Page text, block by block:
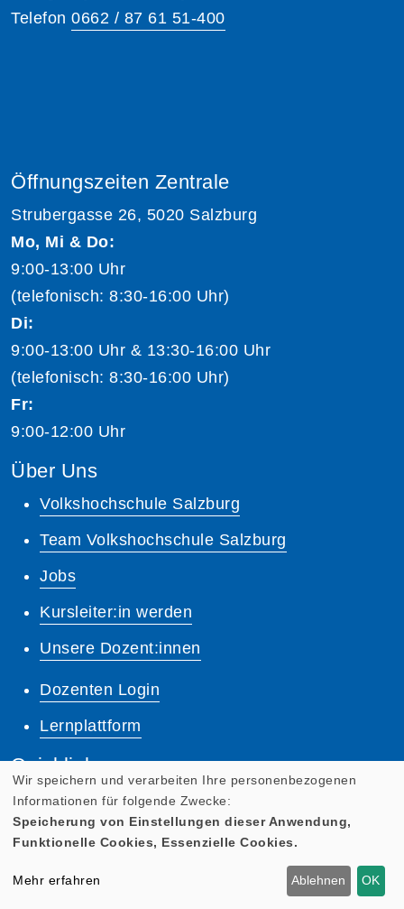
Telefon 0662 / 87 61 51-400
Öffnungszeiten Zentrale
Strubergasse 26, 5020 Salzburg
Mo, Mi & Do:
9:00-13:00 Uhr
(telefonisch: 8:30-16:00 Uhr)
Di:
9:00-13:00 Uhr & 13:30-16:00 Uhr
(telefonisch: 8:30-16:00 Uhr)
Fr:
9:00-12:00 Uhr
Über Uns
Volkshochschule Salzburg
Team Volkshochschule Salzburg
Jobs
Kursleiter:in werden
Unsere Dozent:innen
Dozenten Login
Lernplattform
Quicklinks
Anreise
Pressebereich
Wir speichern und verarbeiten Ihre personenbezogenen
Informationen für folgende Zwecke:
Speicherung von Einstellungen dieser Anwendung,
Funktionelle Cookies, Essenzielle Cookies.
Mehr erfahren Ablehnen OK